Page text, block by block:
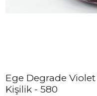
Ege Degrade Violet
Kişilik - 580